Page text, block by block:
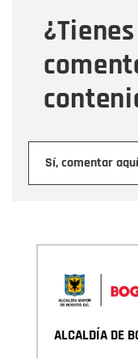
Sí, comentar
Mensaje
ALCALDÍA DE